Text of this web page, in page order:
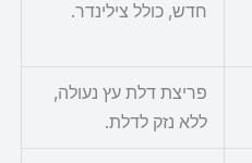
חדש, כולל צילינדר.
פריצת דלת עץ נעולה,
ללא נזק לדלת.